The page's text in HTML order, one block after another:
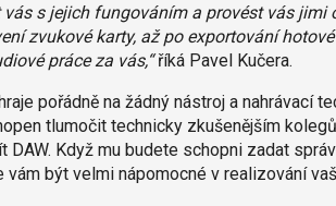
s jejich fungováním a provést vás jimi
zvukové karty, až po exportování
práce za vás,“říká Pavel Kučera.
pořádně na žádný nástroj a nahrávací
tlumočit technicky zkušenějším
Když mu budete schopni zadat
být velmi nápomocné v realizování